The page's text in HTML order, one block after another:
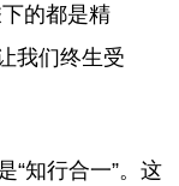
的都是精
我们终生受
“知行合一”。这